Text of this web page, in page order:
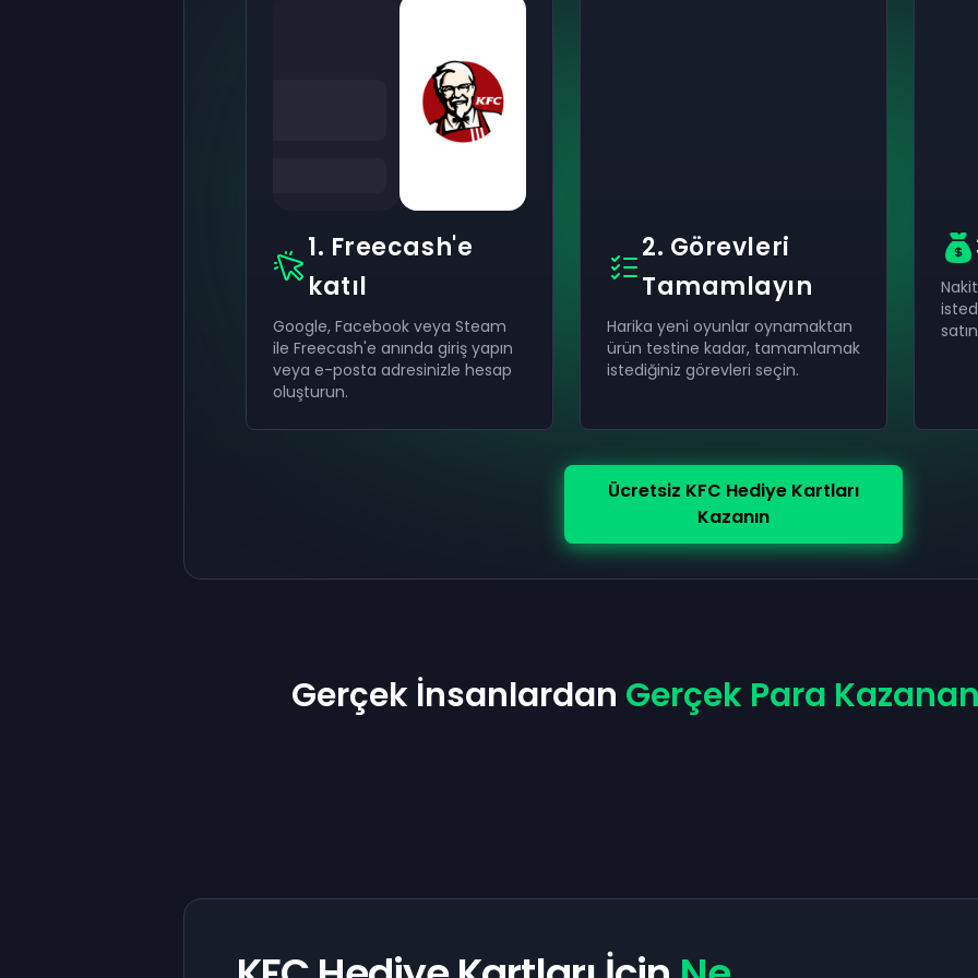
1. Freecash'e
katıl
Google, Facebook veya Steam
ile Freecash'e anında giriş yapın
veya e-posta adresinizle hesap
oluşturun.
2. Görevleri
Tamamlayın
Harika yeni oyunlar oynamaktan
ürün testine kadar, tamamlamak
istediğiniz görevleri seçin.
Ücretsiz KFC Hediye Kartları
Kazanın
Gerçek İnsanlardan Gerçek Para